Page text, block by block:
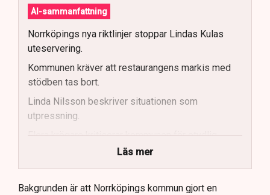
AI-sammanfattning
Norrköpings nya riktlinjer stoppar Lindas Kulas
uteservering.
Kommunen kräver att restaurangens markis med
stödben tas bort.
Linda Nilsson beskriver situationen som
utpressning.
Flera krögare kritiserar kommunen för otydlig
Kommunen vill skapa enhetliga regler för
uteserveringar.
Läs mer
Bakgrunden är att Norrköpings kommun gjort en